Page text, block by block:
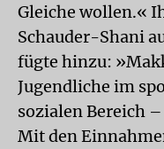
Gleiche wollen.«
Schauder-Shani
fügte hinzu:
Jugendliche im
sozialen Bereich
Mit den